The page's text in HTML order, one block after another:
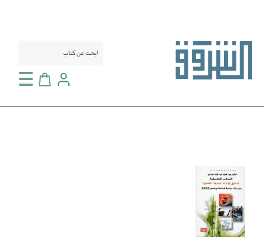
سلة التسوق
انتقل
النهاية
معرض
الصور